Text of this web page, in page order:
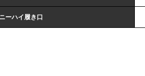
ニーハイ履き口